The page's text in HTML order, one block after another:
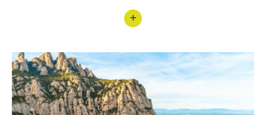
nuar
t Què
és el